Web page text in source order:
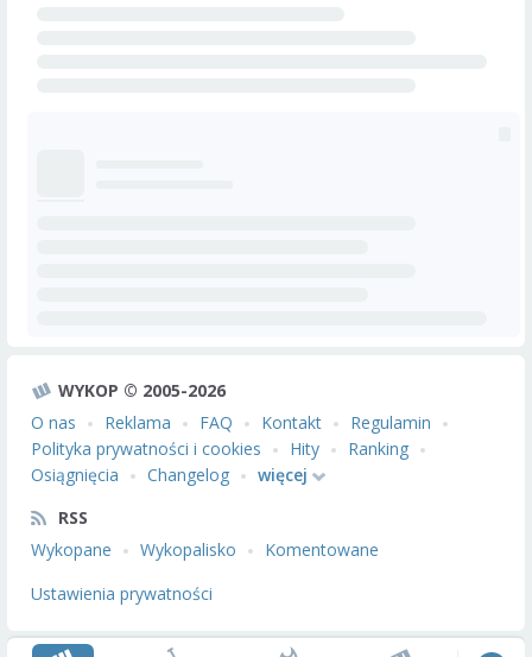
WYKOP © 2005-2026
O nas
Reklama FAQ Kontakt
Regulamin
Polityka prywatności i cookies
Hity
Ranking
Osiągnięcia
Changelog
więcej
RSS
Wykopane
Wykopalisko
Komentowane
Ustawienia prywatności